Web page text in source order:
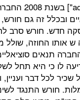
[adrotate banner="27"] בשנת 2008 החברה הודיעה כי
גם חורש, מתבקשים
סרב לחתום על
שולל ממנו את
סוציאליים בעתיד.
תחל לשלם לו
ועניין, וזה יכלול
לשינוי בתנאי